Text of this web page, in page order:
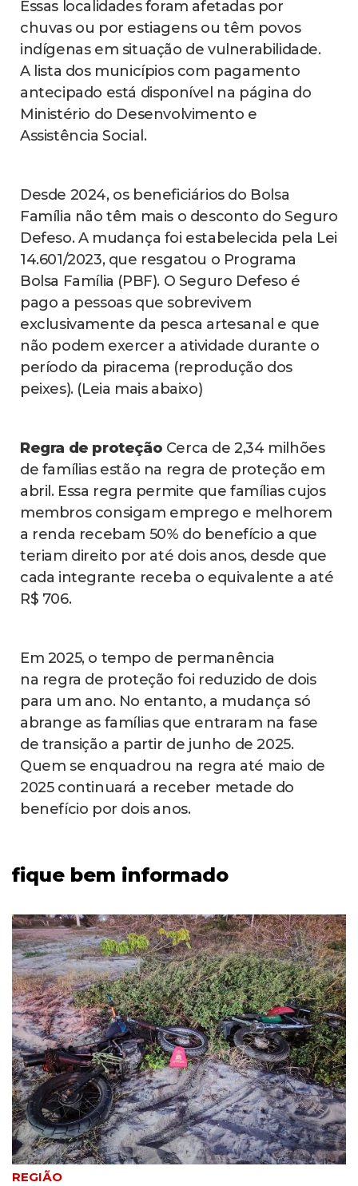
Essas localidades foram afetadas por
chuvas ou por estiagens ou têm povos
indígenas em situação de vulnerabilidade.
A lista dos municípios com pagamento
antecipado está disponível na página do
Ministério do Desenvolvimento e
Assistência Social.
Desde 2024, os beneficiários do Bolsa
Família não têm mais o desconto do Seguro
Defeso. A mudança foi estabelecida pela Lei
14.601/2023, que resgatou o Programa
Bolsa Família (PBF). O Seguro Defeso é
pago a pessoas que sobrevivem
exclusivamente da pesca artesanal e que
não podem exercer a atividade durante o
período da piracema (reprodução dos
peixes). (Leia mais abaixo)
Regra de proteção Cerca de 2,34 milhões
de famílias estão na regra de proteção em
abril. Essa regra permite que famílias cujos
membros consigam emprego e melhorem
a renda recebam 50% do benefício a que
teriam direito por até dois anos, desde que
cada integrante receba o equivalente a até
R$ 706.
Em 2025, o tempo de permanência
na regra de proteção foi reduzido de dois
para um ano. No entanto, a mudança só
abrange as famílias que entraram na fase
de transição a partir de junho de 2025.
Quem se enquadrou na regra até maio de
2025 continuará a receber metade do
benefício por dois anos.
fique bem informado
REGIÃO